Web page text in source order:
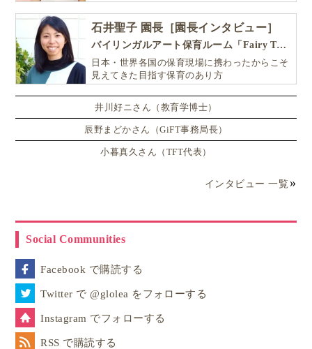
石井聖子 園長［園長インタビュー］
バイリンガルアート保育ルーム「Fairy Tale（フェアリーテイル）」
日本・世界各国の保育現場に携わったからこそ
見えてきた目指す保育のあり方
井川好ニさん（教育学博士）
辰野まどかさん（GiFT事務局長）
小暮真久さん（TFT代表）
インタビュー 一覧
Social Communities
Facebook で購読する
Twitter で @glolea をフォローする
Instagram でフォローする
RSS で購読する